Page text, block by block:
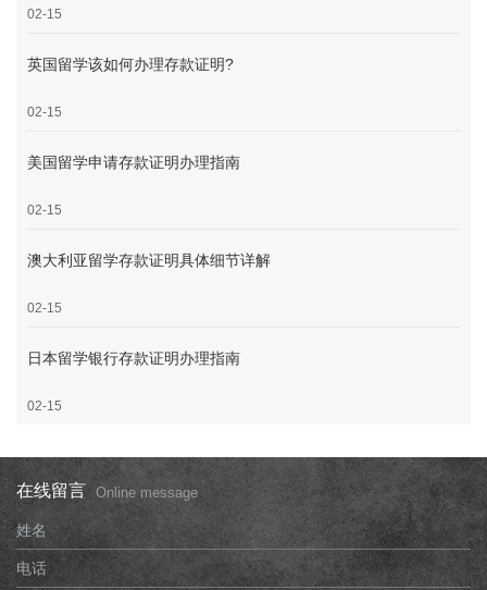
02-15
英国留学该如何办理存款证明?
02-15
美国留学申请存款证明办理指南
02-15
澳大利亚留学存款证明具体细节详解
02-15
日本留学银行存款证明办理指南
02-15
在线留言 Online message
姓名
电话